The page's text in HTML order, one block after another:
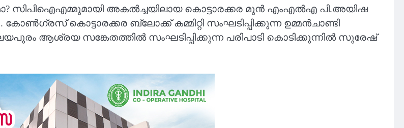
സിപിഐഎമ്മുമായി അകൽച്ചയിലായ കൊട്ടാരക്കര മുൻ എംഎല്‍എ പി.അയിഷ
കൊട്ടാരക്കര ബ്ലോക്ക് കമ്മിറ്റി സംഘടിപ്പിക്കുന്ന ഉമ്മന്‍ചാണ്ടി
ആശ്രയ സങ്കേതത്തില്‍ സംഘടിപ്പിക്കുന്ന പരിപാടി കൊടിക്കുന്നില്‍ സുരേഷ്